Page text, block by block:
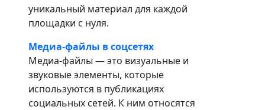
уникальный материал для каждой
площадки с нуля.
Медиа-файлы в соцсетях
Медиа-файлы — это визуальные и
звуковые элементы, которые
используются в публикациях
социальных сетей. К ним относятся